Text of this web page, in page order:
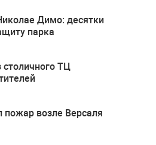
Димо: десятки
парка
ТЦ
возле Версаля